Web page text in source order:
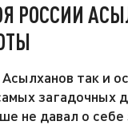
РОССИИ
так и
загадочных
не давал о